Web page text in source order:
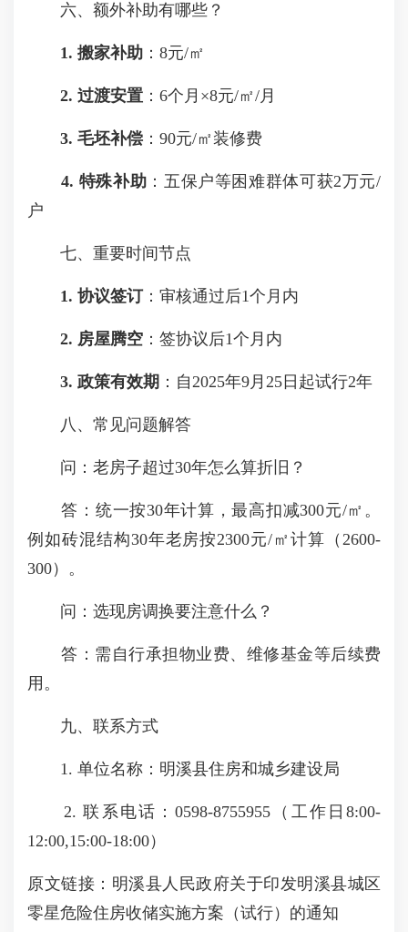
六、额外补助有哪些？
1. 搬家补助 ：8元/㎡
2. 过渡安置 ：6个月×8元/㎡/月
3. 毛坯补偿 ：90元/㎡装修费
4. 特殊补助 ：五保户等困难群体可获2万元/
户
七、重要时间节点
1. 协议签订：审核通过后1个月内
2. 房屋腾空 ：签协议后1个月内
3. 政策有效期 ：自2025年9月25日起试行2年
八、常见问题解答
问：老房子超过30年怎么算折旧？
答：统一按30年计算，最高扣减300元/㎡。
例如砖混结构30年老房按2300元/㎡计算（2600-
300）。
问：选现房调换要注意什么？
答：需自行承担物业费、维修基金等后续费
用。
九、联系方式
1. 单位名称：明溪县住房和城乡建设局
2. 联系电话：0598-8755955（工作日8:00-
12:00,15:00-18:00）
原文链接： 明溪县人民政府关于印发明溪县城区
零星危险住房收储实施方案（试行）的通知